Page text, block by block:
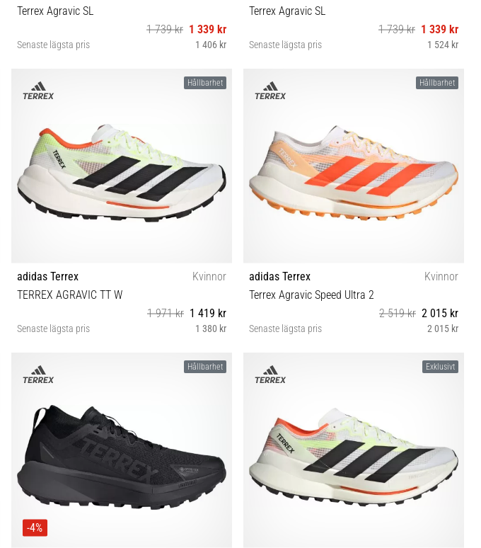
Terrex Agravic SL
1 739 kr 1 339 kr
Senaste lägsta pris 1 406 kr
36⅔ 37⅓ 38 38⅔ 39⅓ 40 40⅔ 41⅓ 42 42⅔
Terrex Agravic SL
1 739 kr 1 339 kr
Senaste lägsta pris 1 524 kr
40⅔ 42 42⅔ 43⅓ 44 44⅔ 45⅓ 46 46⅔ 47⅓
Hållbarhet
adidas Terrex
Kvinnor
TERREX AGRAVIC TT W
1 971 kr 1 419 kr
Senaste lägsta pris 1 380 kr
Hållbarhet
adidas Terrex
Kvinnor
Terrex Agravic Speed Ultra 2
2 519 kr 2 015 kr
Senaste lägsta pris 2 015 kr
Hållbarhet
-4%
Exklusivt